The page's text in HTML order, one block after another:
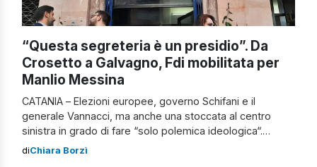
“Questa segreteria è un presidio”. Da
Crosetto a Galvagno, Fdi mobilitata per
Manlio Messina
CATANIA – Elezioni europee, governo Schifani e il
generale Vannacci, ma anche una stoccata al centro
sinistra in grado di fare “solo polemica ideologica“.
Manlio Messina, vice capo gruppo alla Camera di Fratelli
diChiara Borzì